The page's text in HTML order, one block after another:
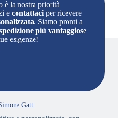
è la nostra priorità
econtattaciper ricevere
. Siamo pronti a
più vantaggiose
esigenze!
Gatti